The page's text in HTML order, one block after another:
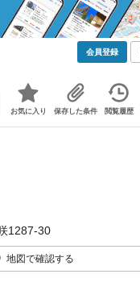
会員登録
お気に入り 保存した条件 閲覧履歴
1287‐30
地図で確認する